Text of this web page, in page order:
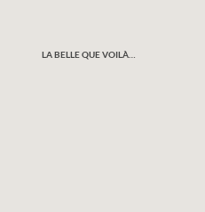
LA BELLE QUE VOILÀ…